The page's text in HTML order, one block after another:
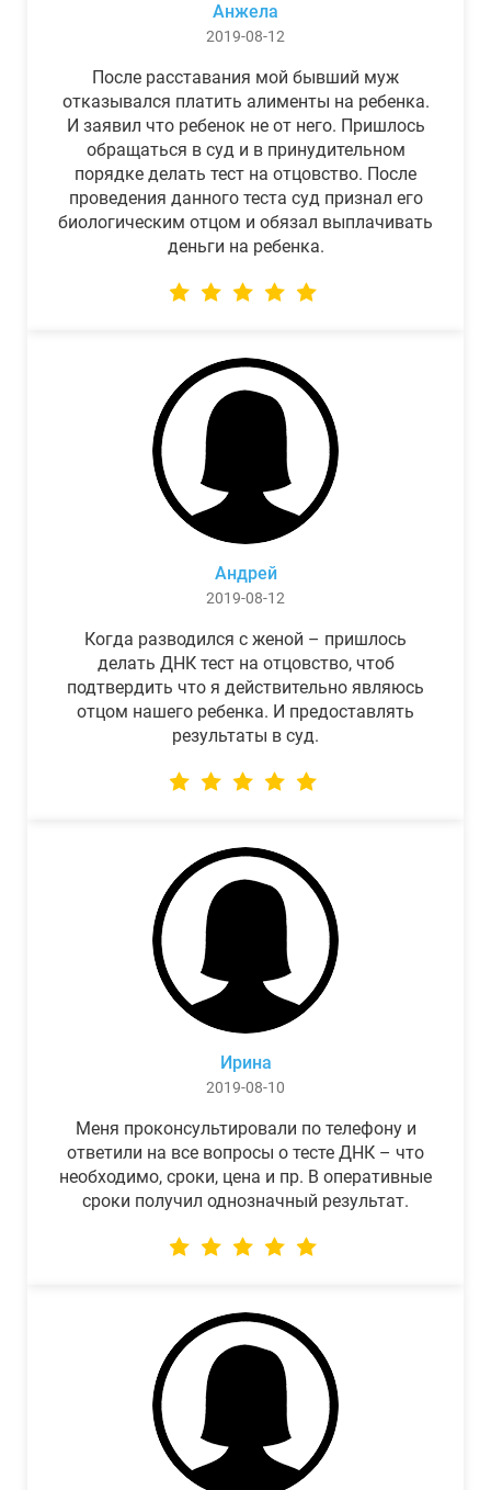
Анжела
2019-08-12
После расставания мой бывший муж
отказывался платить алименты на ребенка.
И заявил что ребенок не от него. Пришлось
обращаться в суд и в принудительном
порядке делать тест на отцовство. После
проведения данного теста суд признал его
биологическим отцом и обязал выплачивать
деньги на ребенка.
Андрей
2019-08-12
Когда разводился с женой – пришлось
делать ДНК тест на отцовство, чтоб
подтвердить что я действительно являюсь
отцом нашего ребенка. И предоставлять
результаты в суд.
Ирина
2019-08-10
Меня проконсультировали по телефону и
ответили на все вопросы о тесте ДНК – что
необходимо, сроки, цена и пр. В оперативные
сроки получил однозначный результат.